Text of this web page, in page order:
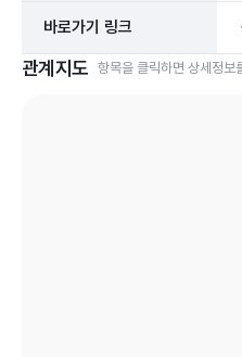
바로가기 링크
관계지도 항목을 클릭하면 상세정보